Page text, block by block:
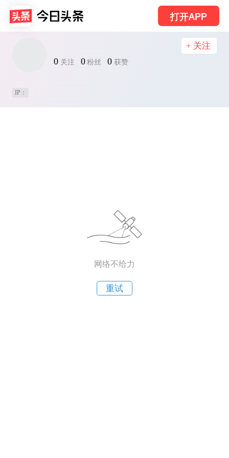
打开APP
0 关注 0 粉丝 0 获赞
+ 关注
IP：
网络不给力
重试